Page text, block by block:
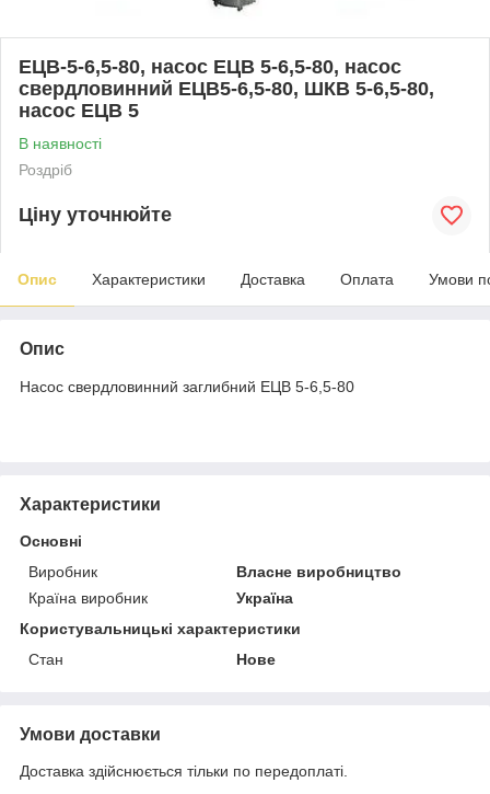
ЕЦВ-5-6,5-80, насос ЕЦВ 5-6,5-80, насос
свердловинний ЕЦВ5-6,5-80, ШКВ 5-6,5-80,
насос ЕЦВ 5
В наявності
Роздріб
Ціну уточнюйте
Опис Характеристики Доставка Оплата Умови
Опис
Насос свердловинний заглибний ЕЦВ 5-6,5-80
Характеристики
Основні
Виробник
Власне виробництво
Країна виробник
Україна
Користувальницькі характеристики
Стан
Нове
Умови доставки
Доставка здійснюється тільки по передоплаті.